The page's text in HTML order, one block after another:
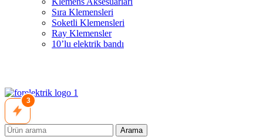
Sıra Klemensleri
Soketli Klemensleri
Ray Klemensler
10’lu elektrik bandı
3
Arama